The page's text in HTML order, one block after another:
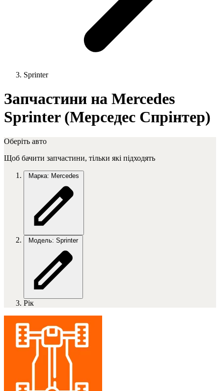
Sprinter
Запчастини на Mercedes
Sprinter (Мерседес Спрінтер)
Оберіть авто
Щоб бачити запчастини, тільки які підходять
Марка: Mercedes
Модель: Sprinter
Рік